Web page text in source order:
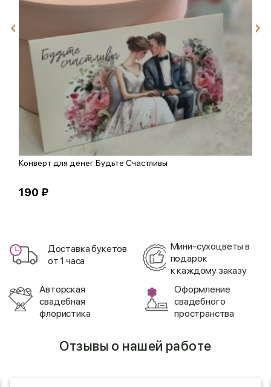
Конверт для денег Будьте Счастливы
190 ₽
Доставка букетов
от 1 часа
Мини-сухоцветы в
подарок
к каждому заказу
Авторская
свадебная
флористика
Оформление
свадебного
пространства
Отзывы о нашей работе